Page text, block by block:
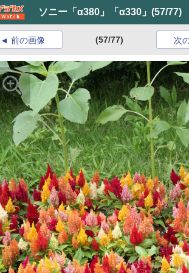
ソニー「α380」「α330」 (57/77)
前の画像 (57/77) 次